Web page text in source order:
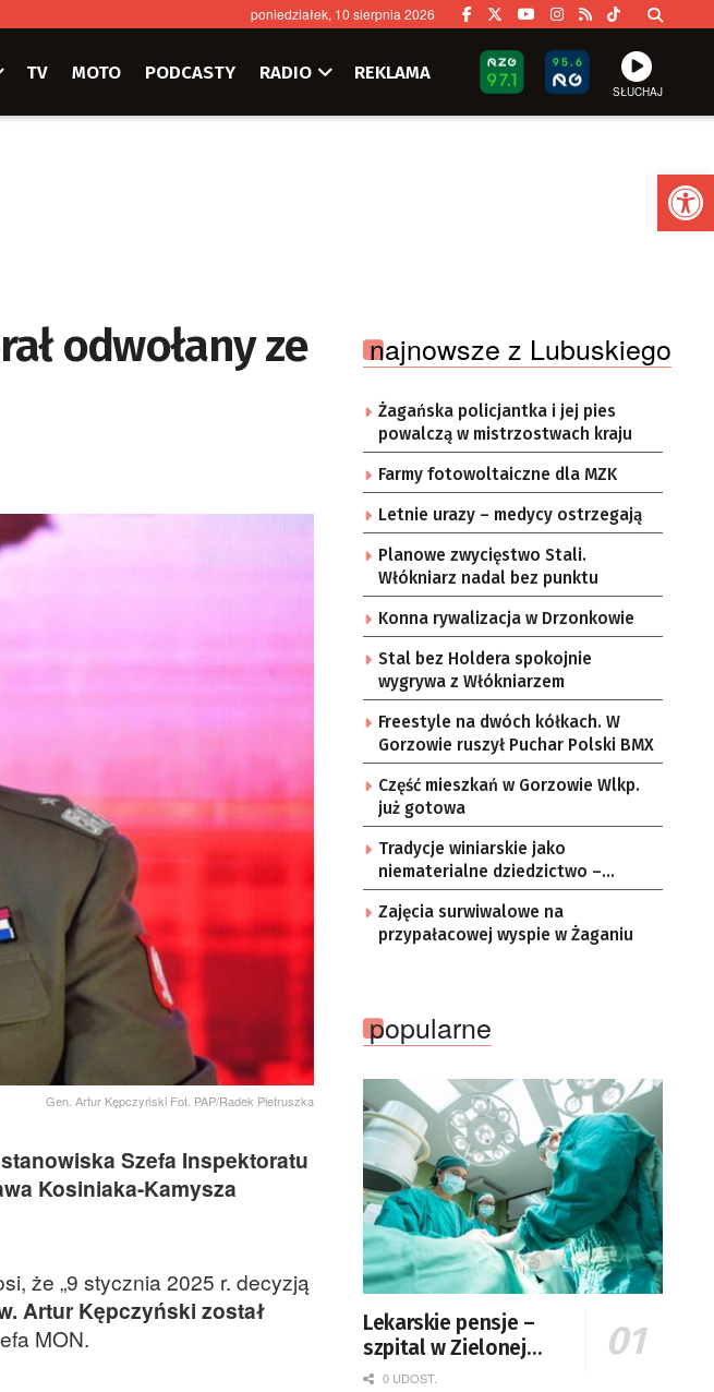
poniedziałek, 10 sierpnia 2026
TV MOTO PODCASTY RADIO REKLAMA
SŁUCHAJ
odwołany ze
Gen. Artur Kępczyński Fot. PAP/Radek Pietruszka
Szefa Inspektoratu
Kosiniaka-Kamysza
że „9 stycznia 2025 r. decyzją
Artur Kępczyński został
MON.
najnowsze z Lubuskiego
Żagańska policjantka i jej pies
powalczą w mistrzostwach kraju
Farmy fotowoltaiczne dla MZK
Letnie urazy – medycy ostrzegają
Planowe zwycięstwo Stali.
Włókniarz nadal bez punktu
Konna rywalizacja w Drzonkowie
Stal bez Holdera spokojnie
wygrywa z Włókniarzem
Freestyle na dwóch kółkach. W
Gorzowie ruszył Puchar Polski BMX
Część mieszkań w Gorzowie Wlkp.
już gotowa
Tradycje winiarskie jako
niematerialne dziedzictwo –
konsultacje i projekt
Zajęcia surwiwalowe na
przypałacowej wyspie w Żaganiu
popularne
Lekarskie pensje –
szpital w Zielonej
Górze podaje dane
0 UDOST.